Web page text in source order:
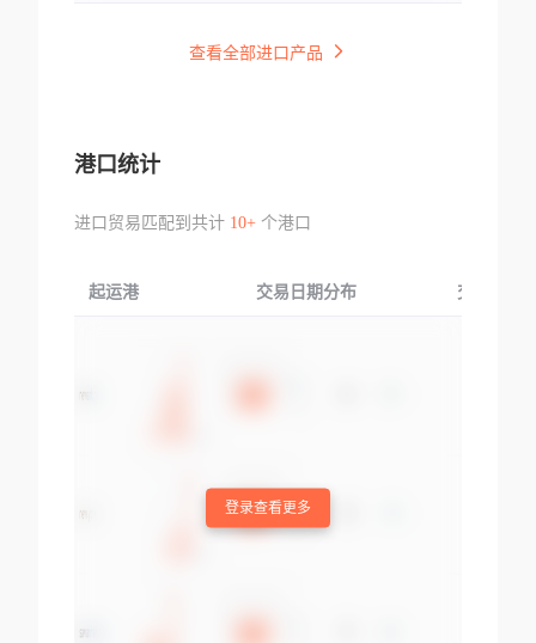
查看全部进口产品
港口统计
进口贸易匹配到共计 10+个港口
起运港 交易日期分布 交易产品
登录查看更多